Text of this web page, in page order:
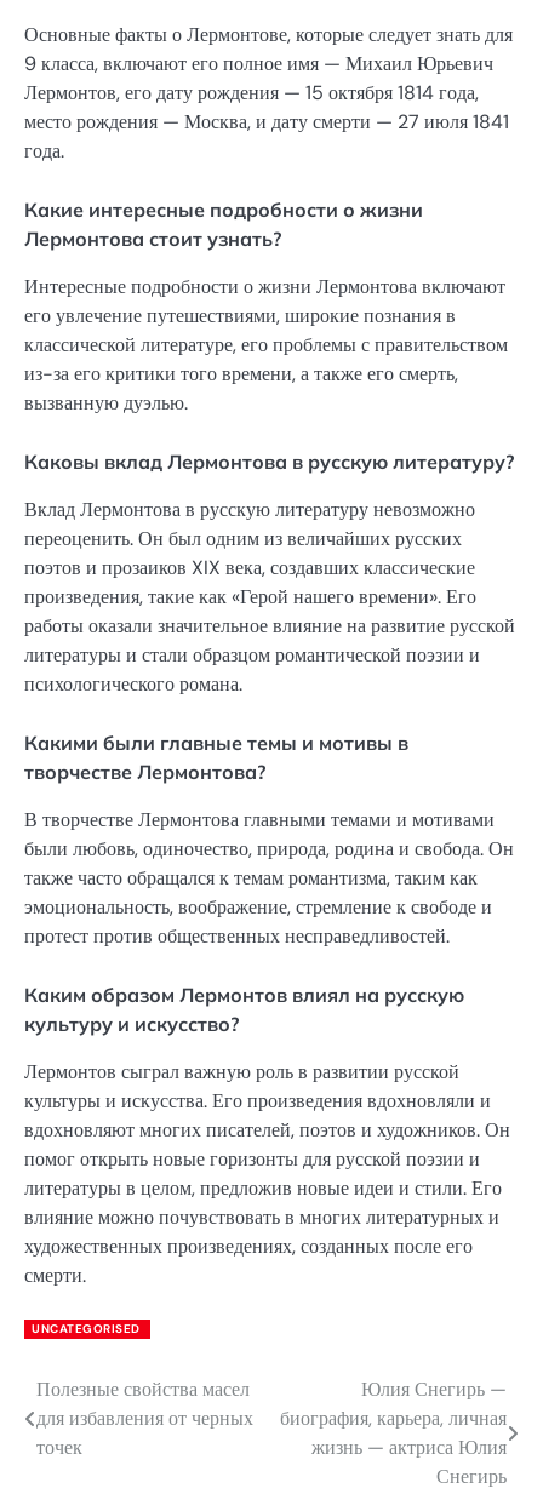
Основные факты о Лермонтове, которые следует знать для
9 класса, включают его полное имя — Михаил Юрьевич
Лермонтов, его дату рождения — 15 октября 1814 года,
место рождения — Москва, и дату смерти — 27 июля 1841
года.
Какие интересные подробности о жизни
Лермонтова стоит узнать?
Интересные подробности о жизни Лермонтова включают
его увлечение путешествиями, широкие познания в
классической литературе, его проблемы с правительством
из-за его критики того времени, а также его смерть,
вызванную дуэлью.
Каковы вклад Лермонтова в русскую литературу?
Вклад Лермонтова в русскую литературу невозможно
переоценить. Он был одним из величайших русских
поэтов и прозаиков XIX века, создавших классические
произведения, такие как «Герой нашего времени». Его
работы оказали значительное влияние на развитие русской
литературы и стали образцом романтической поэзии и
психологического романа.
Какими были главные темы и мотивы в
творчестве Лермонтова?
В творчестве Лермонтова главными темами и мотивами
были любовь, одиночество, природа, родина и свобода. Он
также часто обращался к темам романтизма, таким как
эмоциональность, воображение, стремление к свободе и
протест против общественных несправедливостей.
Каким образом Лермонтов влиял на русскую
культуру и искусство?
Лермонтов сыграл важную роль в развитии русской
культуры и искусства. Его произведения вдохновляли и
вдохновляют многих писателей, поэтов и художников. Он
помог открыть новые горизонты для русской поэзии и
литературы в целом, предложив новые идеи и стили. Его
влияние можно почувствовать в многих литературных и
художественных произведениях, созданных после его
смерти.
UNCATEGORISED
Навигация
по
Полезные свойства масел
для избавления от черных
точек
Юлия Снегирь —
биография, карьера, личная
жизнь — актриса Юлия
Снегирь